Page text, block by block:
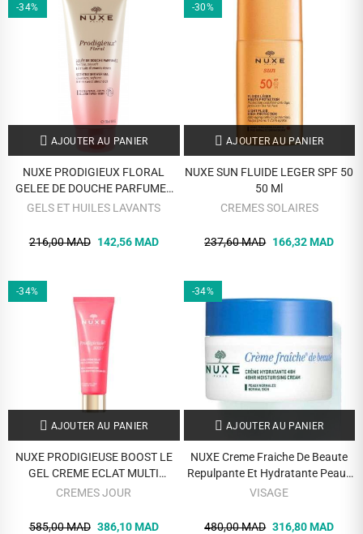
-34%
AJOUTER AU PANIER
NUXE PRODIGIEUX FLORAL
GELEE DE DOUCHE PARFUMEE
200 ML
GELS ET HUILES LAVANTS
216,00 MAD 142,56 MAD
-30%
AJOUTER AU PANIER
NUXE SUN FLUIDE LEGER SPF 50
50 Ml
CREMES SOLAIRES
237,60 MAD 166,32 MAD
-34%
AJOUTER AU PANIER
NUXE PRODIGIEUSE BOOST LE
GEL CREME ECLAT MULTI
CORRECTION 40 ML
CREMES JOUR
585,00 MAD 386,10 MAD
-34%
AJOUTER AU PANIER
NUXE Creme Fraiche De Beaute
Repulpante Et Hydratante Peaux
Normale 48h 50ml
VISAGE
480,00 MAD 316,80 MAD